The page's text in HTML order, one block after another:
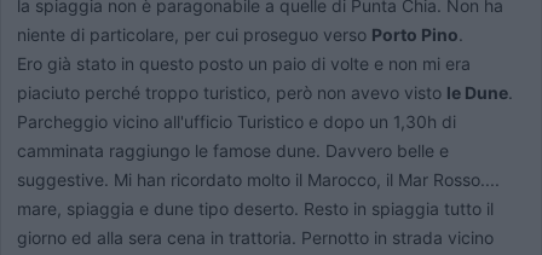
la spiaggia non è paragonabile a quelle di Punta Chia. Non ha
niente di particolare, per cui proseguo verso Porto Pino.
Ero già stato in questo posto un paio di volte e non mi era
piaciuto perché troppo turistico, però non avevo visto le Dune.
Parcheggio vicino all'ufficio Turistico e dopo un 1,30h di
camminata raggiungo le famose dune. Davvero belle e
suggestive. Mi han ricordato molto il Marocco, il Mar Rosso....
mare, spiaggia e dune tipo deserto. Resto in spiaggia tutto il
giorno ed alla sera cena in trattoria. Pernotto in strada vicino